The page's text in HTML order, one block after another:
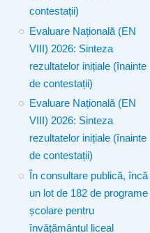
contestații)
Evaluare Națională (EN
VIII) 2026: Sinteza
rezultatelor inițiale (înainte
de contestații)
Evaluare Națională (EN
VIII) 2026: Sinteza
rezultatelor inițiale (înainte
de contestații)
În consultare publică, încă
un lot de 182 de programe
școlare pentru
învățământul liceal